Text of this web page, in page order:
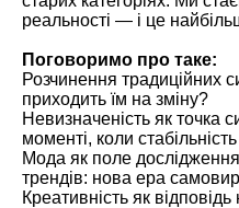
реальності — і це
Поговоримо про таке:
Розчинення традиційних
приходить їм на зміну?
Невизначеність як точка
моменті, коли
Мода як поле дослідження
трендів: нова ера
Креативність як